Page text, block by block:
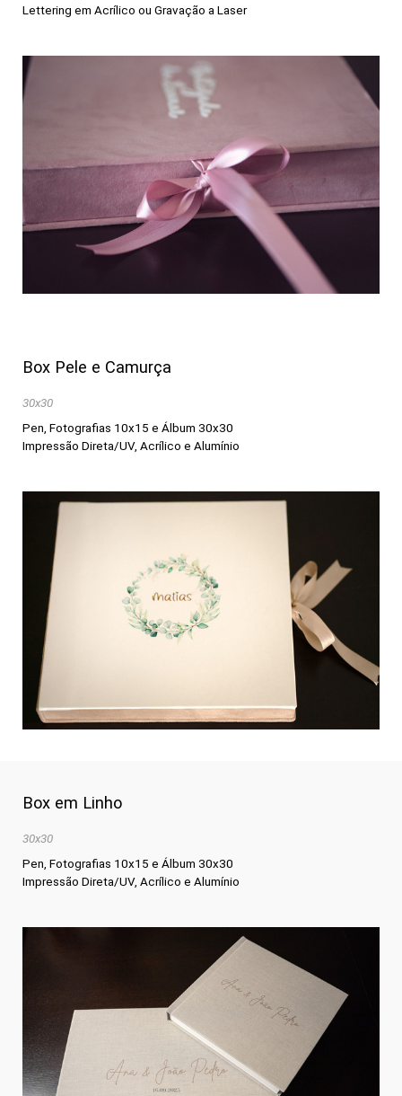
Lettering em Acrílico ou Gravação a Laser
Box Pele e Camurça
30x30
Pen, Fotografias 10x15 e Álbum 30x30
Impressão Direta/UV, Acrílico e Alumínio
Box em Linho
30x30
Pen, Fotografias 10x15 e Álbum 30x30
Impressão Direta/UV, Acrílico e Alumínio